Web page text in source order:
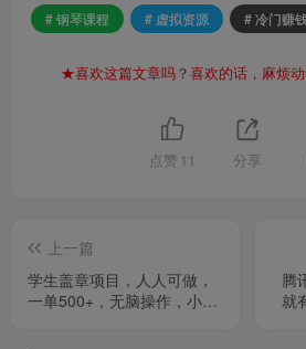
# 钢琴课程
# 虚拟资源 # 冷门赚
★喜欢这篇文章吗？喜欢的话，麻烦
点赞 11 分享
上一篇
学生盖章项目，人人可做，
一单500+，无脑操作，小白
腾
就